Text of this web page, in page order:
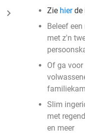
keyboard_arrow_right
Zie hierde
Beleef
met z'n
Of ga
Slim
met
en meer